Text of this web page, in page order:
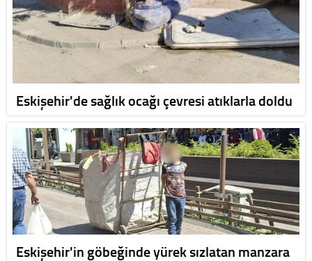
Eskişehir'de sağlık ocağı çevresi atıklarla doldu
Eskişehir'in göbeğinde yürek sızlatan manzara